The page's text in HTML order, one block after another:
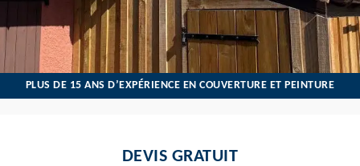
PLUS DE 15 ANS D’EXPÉRIENCE EN COUVERTURE ET PEINTURE
DEVIS GRATUIT